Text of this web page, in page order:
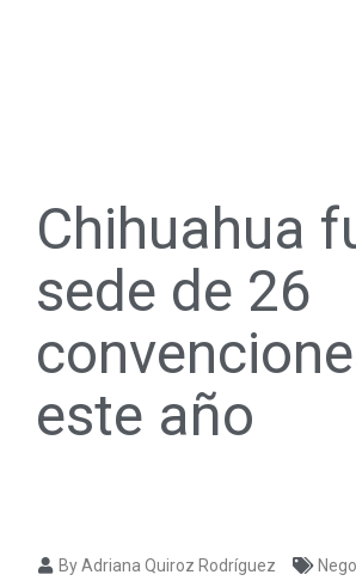
Chihuahua
sede de 26
este año
By Adriana Quiroz Rodríguez